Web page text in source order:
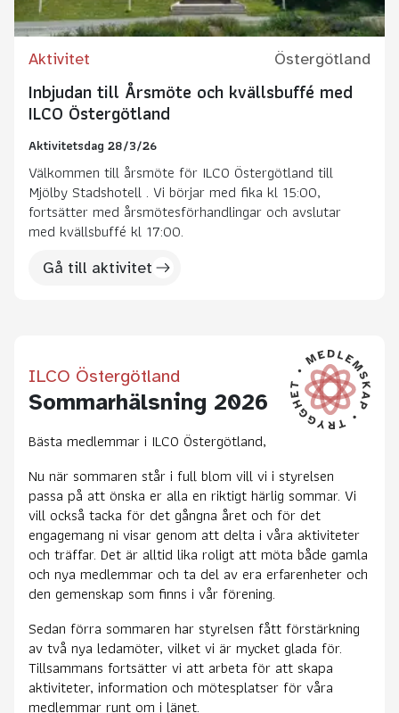
Aktivitet Östergötland
Inbjudan till Årsmöte och kvällsbuffé med
ILCO Östergötland
Aktivitetsdag 28/3/26
Välkommen till årsmöte för ILCO Östergötland till
Mjölby Stadshotell . Vi börjar med fika kl 15:00,
fortsätter med årsmötesförhandlingar och avslutar
med kvällsbuffé kl 17:00.
Gå till aktivitet
ILCO Östergötland
Sommarhälsning 2026
Bästa medlemmar i ILCO Östergötland,
Nu när sommaren står i full blom vill vi i styrelsen
passa på att önska er alla en riktigt härlig sommar. Vi
vill också tacka för det gångna året och för det
engagemang ni visar genom att delta i våra aktiviteter
och träffar. Det är alltid lika roligt att möta både gamla
och nya medlemmar och ta del av era erfarenheter och
den gemenskap som finns i vår förening.
Sedan förra sommaren har styrelsen fått förstärkning
av två nya ledamöter, vilket vi är mycket glada för.
Tillsammans fortsätter vi att arbeta för att skapa
aktiviteter, information och mötesplatser för våra
medlemmar runt om i länet.